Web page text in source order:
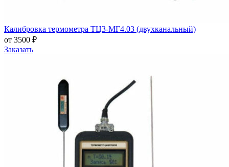
Калибровка термометра ТЦ3-МГ4.03 (двухканальный)
от 3500 ₽
Заказать